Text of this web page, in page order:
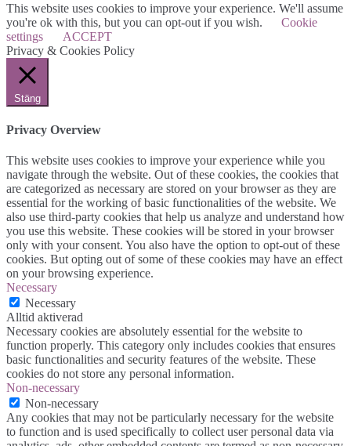
This website uses cookies to improve your experience. We'll assume
you're ok with this, but you can opt-out if you wish.
Cookie
settings
ACCEPT
Privacy & Cookies Policy
Stäng
Privacy Overview
This website uses cookies to improve your experience while you
navigate through the website. Out of these cookies, the cookies that
are categorized as necessary are stored on your browser as they are
essential for the working of basic functionalities of the website. We
also use third-party cookies that help us analyze and understand how
you use this website. These cookies will be stored in your browser
only with your consent. You also have the option to opt-out of these
cookies. But opting out of some of these cookies may have an effect
on your browsing experience.
Necessary
Necessary
Alltid aktiverad
Necessary cookies are absolutely essential for the website to
function properly. This category only includes cookies that ensures
basic functionalities and security features of the website. These
cookies do not store any personal information.
Non-necessary
Non-necessary
Any cookies that may not be particularly necessary for the website
to function and is used specifically to collect user personal data via